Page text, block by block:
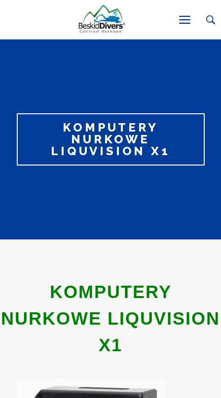
KOMPUTERY
NURKOWE
LIQUVISION X1
KOMPUTERY
NURKOWE LIQUVISION
X1